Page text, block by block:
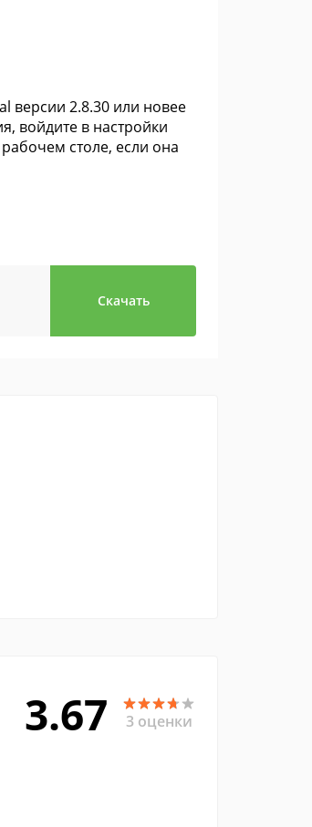
версии 2.8.30 или новее
войдите в настройки
столе, если она
Скачать
3.67 3 оценки